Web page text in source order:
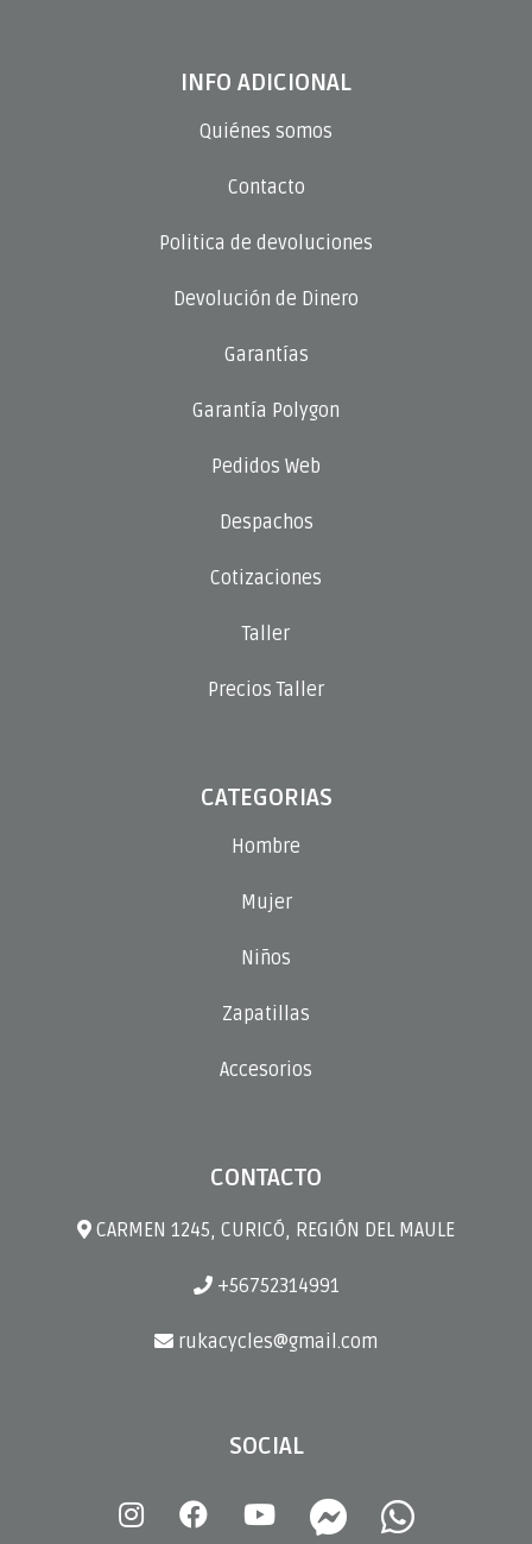
INFO ADICIONAL
Quiénes somos
Contacto
Politica de devoluciones
Devolución de Dinero
Garantías
Garantía Polygon
Pedidos Web
Despachos
Cotizaciones
Taller
Precios Taller
CATEGORIAS
Hombre
Mujer
Niños
Zapatillas
Accesorios
CONTACTO
CARMEN 1245, CURICÓ, REGIÓN DEL MAULE
+56752314991
rukacycles@gmail.com
SOCIAL